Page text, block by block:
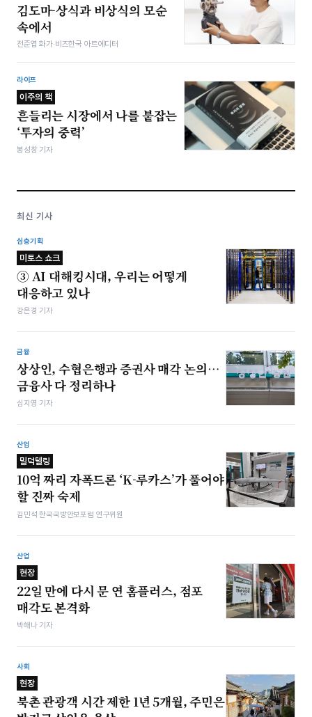
김도마-상식과 비상식의 모순
속에서
전준엽 화가·비즈한국 아트에디터
라이프
이주의 책
흔들리는 시장에서 나를 붙잡는
‘투자의 중력’
봉성창 기자
최신 기사
심층기획
미토스 쇼크
③ AI 대해킹시대, 우리는 어떻게
대응하고 있나
강은경 기자
금융
상상인, 수협은행과 증권사 매각 논의…
금융사 다 정리하나
심지영 기자
산업
밀덕텔링
10억 짜리 자폭드론 ‘K-루카스’가 풀어야
할 진짜 숙제
김민석 한국국방안보포럼 연구위원
산업
현장
22일 만에 다시 문 연 홈플러스, 점포
매각도 본격화
박해나 기자
사회
현장
북촌 관광객 시간 제한 1년 5개월, 주민은